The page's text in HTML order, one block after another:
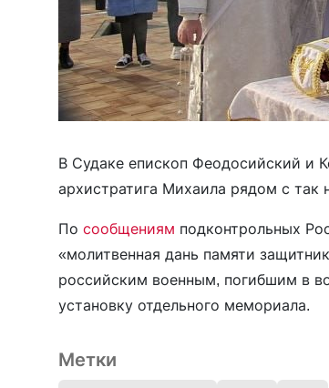
В Судаке епископ Феодосийский и
архистратига Михаила рядом с так
По сообщениям подконтрольных
«молитвенная дань памяти
российским военным, погибшим в
установку отдельного мемориала.
Метки